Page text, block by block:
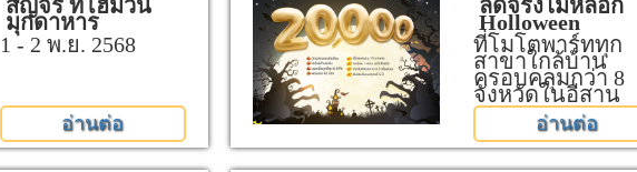
สัญจร ที่ีโฮมวัน
มุกดาหาร
1 - 2 พ.ย. 2568
อ่านต่อ
ลดจริงไม่หลอก
Holloween
ที่โมโตพาร์ททุก
สาขาใกล้บ้าน
ครอบคลุมกว่า 8
จังหวัดในอีสาน
อ่านต่อ